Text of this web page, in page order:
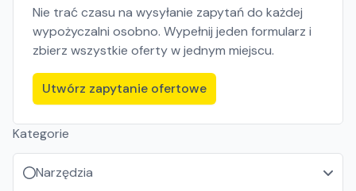
Nie trać czasu na wysyłanie zapytań do każdej
wypożyczalni osobno. Wypełnij jeden formularz i
zbierz wszystkie oferty w jednym miejscu.
Utwórz zapytanie ofertowe
Kategorie
Narzędzia